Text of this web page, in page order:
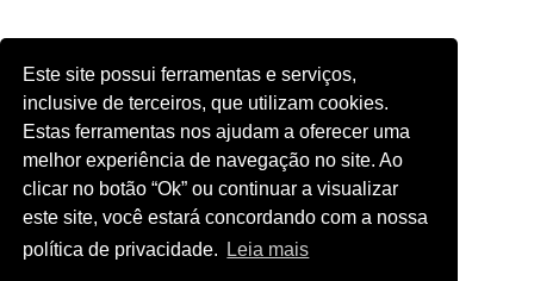
Este site possui ferramentas e serviços,
inclusive de terceiros, que utilizam cookies.
Estas ferramentas nos ajudam a oferecer uma
melhor experiência de navegação no site. Ao
clicar no botão “Ok” ou continuar a visualizar
este site, você estará concordando com a nossa
política de privacidade.
Leia mais